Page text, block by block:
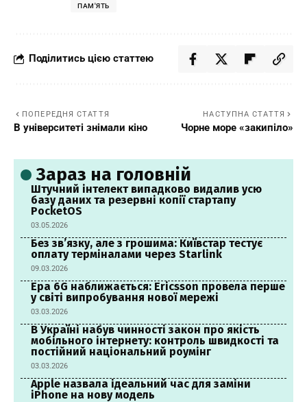
ПАМ'ЯТЬ
Поділитись цією статтею
ПОПЕРЕДНЯ СТАТТЯ
В університеті знімали кіно
НАСТУПНА СТАТТЯ
Чорне море «закипіло»
Зараз на головній
Штучний інтелект випадково видалив усю
базу даних та резервні копії стартапу
PocketOS
03.05.2026
Без зв’язку, але з грошима: Київстар тестує
оплату терміналами через Starlink
09.03.2026
Ера 6G наближається: Ericsson провела перше
у світі випробування нової мережі
03.03.2026
В Україні набув чинності закон про якість
мобільного інтернету: контроль швидкості та
постійний національний роумінг
03.03.2026
Apple назвала ідеальний час для заміни
iPhone на нову модель